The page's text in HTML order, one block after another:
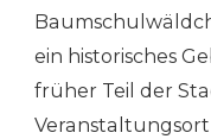
ein historisches
früher Teil der